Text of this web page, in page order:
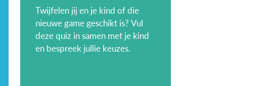
Twijfelen jij en je kind of die
nieuwe game geschikt is? Vul
deze quiz in samen met je kind
en bespreek jullie keuzes.